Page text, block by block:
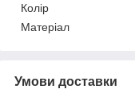
Колір
Матеріал
Умови доставки